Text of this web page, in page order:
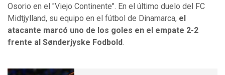
Osorio en el "Viejo Continente". En el último duelo del FC
Midtjylland, su equipo en el fútbol de Dinamarca, el
atacante marcó uno de los goles en el empate 2-2
frente al Sønderjyske Fodbold.